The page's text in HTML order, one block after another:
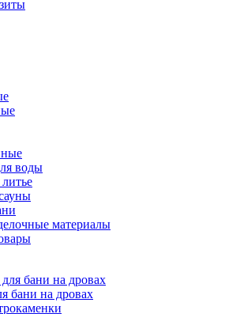
воды
материалы
бани на дровах